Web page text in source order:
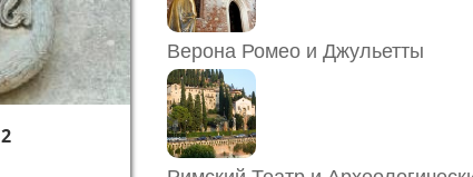
Верона Ромео и Джульетты